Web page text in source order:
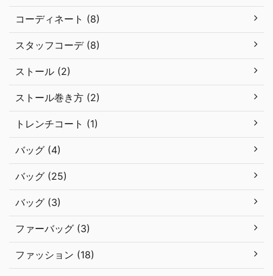
コーディネート (8)
スタッフコーデ (8)
ストール (2)
ストール巻き方 (2)
トレンチコート (1)
バッグ (4)
バッグ (25)
バッグ (3)
ファーバッグ (3)
ファッション (18)